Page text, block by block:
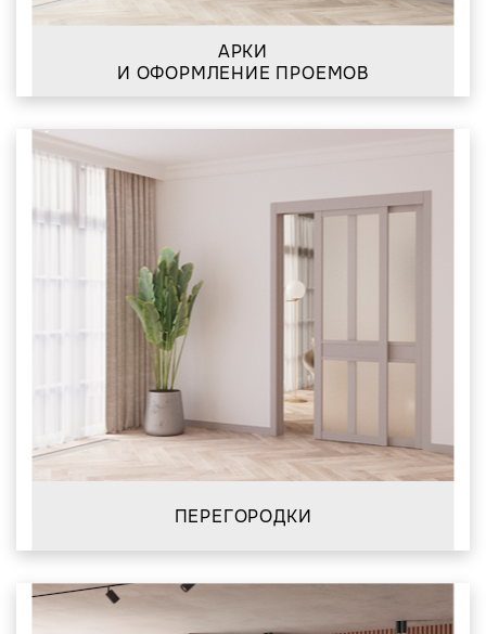
АРКИ
И ОФОРМЛЕНИЕ ПРОЕМОВ
ПЕРЕГОРОДКИ